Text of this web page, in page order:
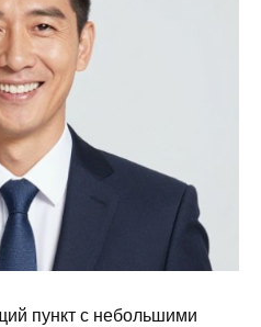
пункт с небольшими